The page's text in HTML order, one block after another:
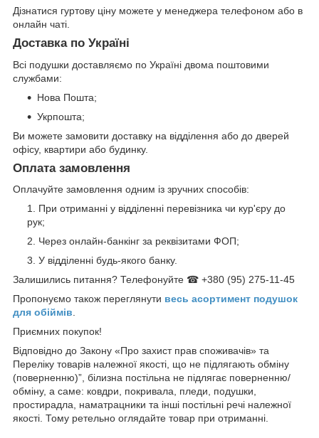
Дізнатися гуртову ціну можете у менеджера телефоном або в
онлайн чаті.
Доставка по Україні
Всі подушки доставляємо по Україні двома поштовими
службами:
Нова Пошта;
Укрпошта;
Ви можете замовити доставку на відділення або до дверей
офісу, квартири або будинку.
Оплата замовлення
Оплачуйте замовлення одним із зручних способів:
При отриманні у відділенні перевізника чи кур'єру до
рук;
Через онлайн-банкінг за реквізитами ФОП;
У відділенні будь-якого банку.
Залишились питання? Телефонуйте ☎ +380 (95) 275-11-45
Пропонуємо також переглянути весь асортимент подушок
для обіймів.
Приємних покупок!
Відповідно до Закону «Про захист прав споживачів» та
Переліку товарів належної якості, що не підлягають обміну
(поверненню)”, білизна постільна не підлягає поверненню/
обміну, а саме: ковдри, покривала, пледи, подушки,
простирадла, наматрацники та інші постільні речі належної
якості. Тому ретельно оглядайте товар при отриманні.